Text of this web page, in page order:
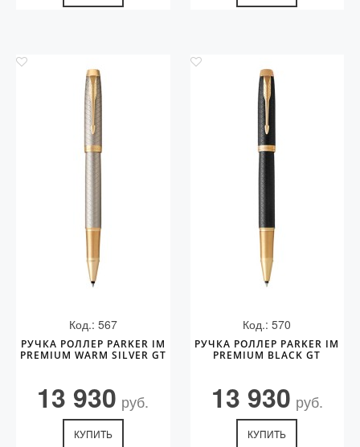
Код.: 567
РУЧКА РОЛЛЕР PARKER IM
PREMIUM WARM SILVER GT
13 930 руб.
КУПИТЬ
Код.: 570
РУЧКА РОЛЛЕР PARKER IM
PREMIUM BLACK GT
13 930 руб.
КУПИТЬ